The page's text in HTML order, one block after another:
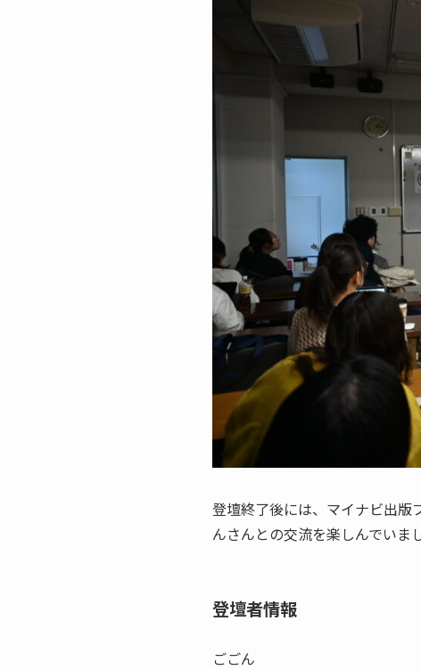
登壇終了後には、マイナビ出版
んさんとの交流を楽しんでいま
登壇者情報
ごごん